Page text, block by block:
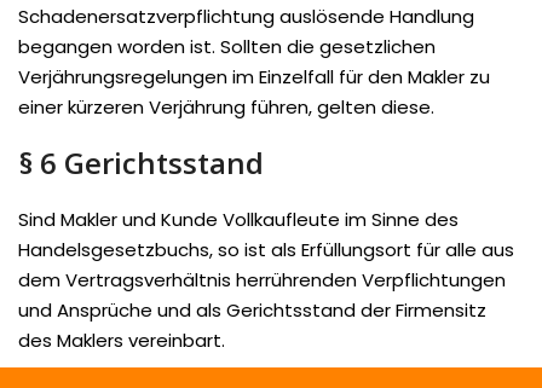
Schadenersatzverpflichtung auslösende Handlung
begangen worden ist. Sollten die gesetzlichen
Verjährungsregelungen im Einzelfall für den Makler zu
einer kürzeren Verjährung führen, gelten diese.
§ 6 Gerichtsstand
Sind Makler und Kunde Vollkaufleute im Sinne des
Handelsgesetzbuchs, so ist als Erfüllungsort für alle aus
dem Vertragsverhältnis herrührenden Verpflichtungen
und Ansprüche und als Gerichtsstand der Firmensitz
des Maklers vereinbart.